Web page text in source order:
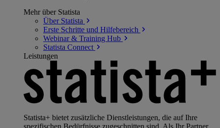
Mehr über Statista
Über Statista
Erste Schritte und Hilfebereich
Webinar & Training Hub
Statista Connect
Leistungen
Statista+ bietet zusätzliche Dienstleistungen, die auf Ihre
spezifischen Bedürfnisse zugeschnitten sind. Als Ihr Partner